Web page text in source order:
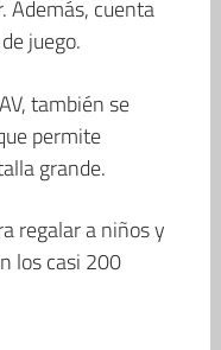
Además, cuenta
juego.
también se
permite
grande.
regalar a niños y
los casi 200